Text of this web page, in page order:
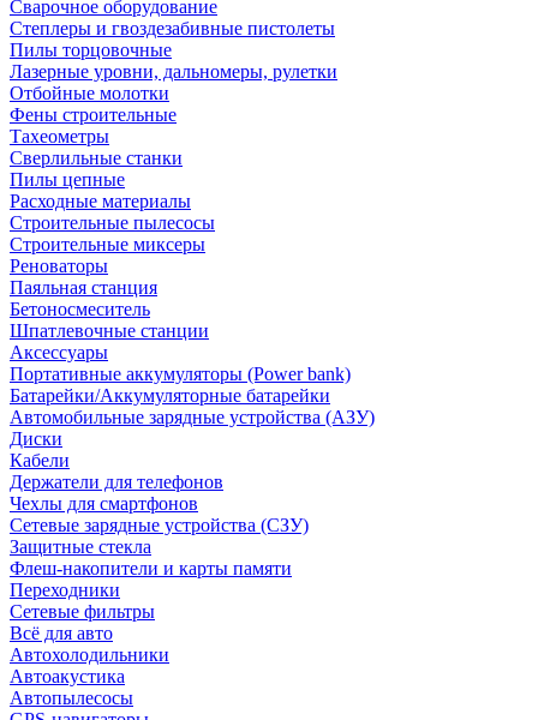
Сварочное оборудование
Степлеры и гвоздезабивные пистолеты
Пилы торцовочные
Лазерные уровни, дальномеры, рулетки
Отбойные молотки
Фены строительные
Тахеометры
Сверлильные станки
Пилы цепные
Расходные материалы
Строительные пылесосы
Строительные миксеры
Реноваторы
Паяльная станция
Бетоносмеситель
Шпатлевочные станции
Аксессуары
Портативные аккумуляторы (Power bank)
Батарейки/Аккумуляторные батарейки
Автомобильные зарядные устройства (АЗУ)
Диски
Кабели
Держатели для телефонов
Чехлы для смартфонов
Сетевые зарядные устройства (СЗУ)
Защитные стекла
Флеш-накопители и карты памяти
Переходники
Сетевые фильтры
Всё для авто
Автохолодильники
Автоакустика
Автопылесосы